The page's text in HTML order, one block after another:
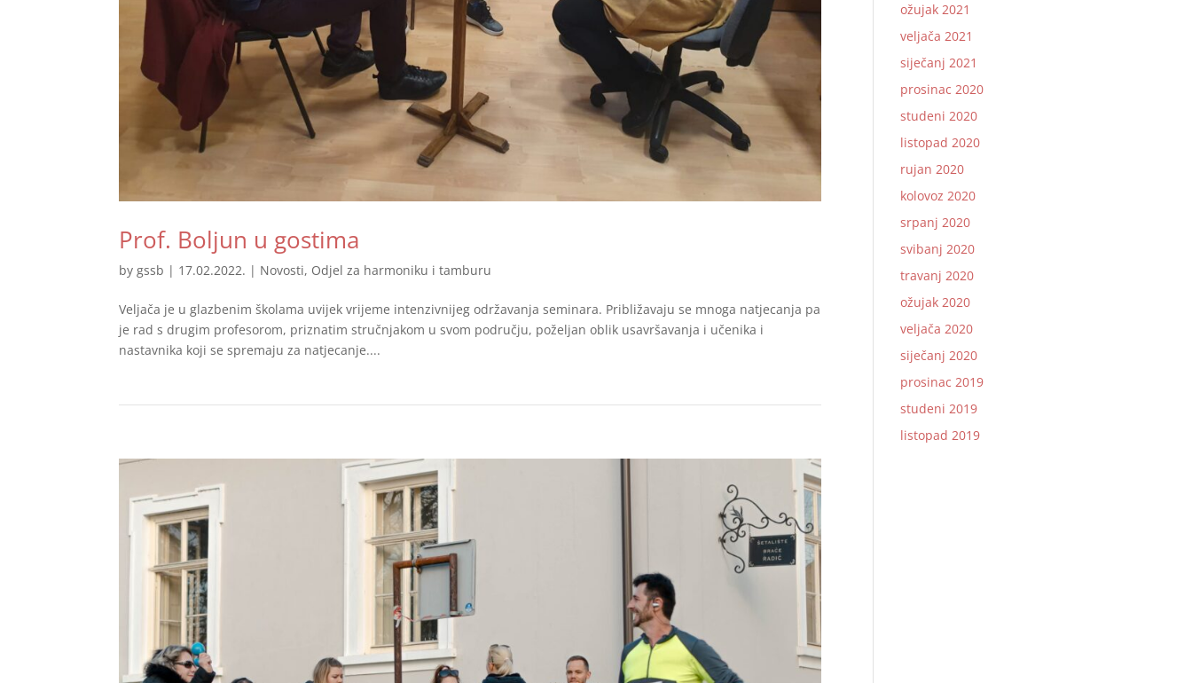
Prof. Boljun u gostima
bygssb | 17.02.2022. | Novosti, Odjel za harmoniku i tamburu
Veljača je u glazbenim školama uvijek vrijeme intenzivnijeg održavanja seminara. Približavaju se mnoga natjecanja pa
je rad s drugim profesorom, priznatim stručnjakom u svom području, poželjan oblik usavršavanja i učenika i
nastavnika koji se spremaju za natjecanje....
ožujak 2021
veljača 2021
siječanj 2021
prosinac 2020
studeni 2020
listopad 2020
rujan 2020
kolovoz 2020
srpanj 2020
svibanj 2020
travanj 2020
ožujak 2020
veljača 2020
siječanj 2020
prosinac 2019
studeni 2019
listopad 2019